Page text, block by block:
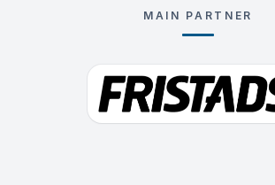
MAIN PARTNER